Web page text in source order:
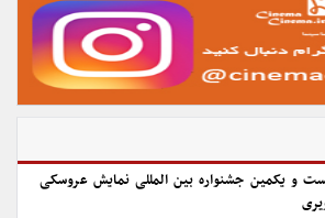
و یکمین جشنواره بین المللی نمایش عروسکی